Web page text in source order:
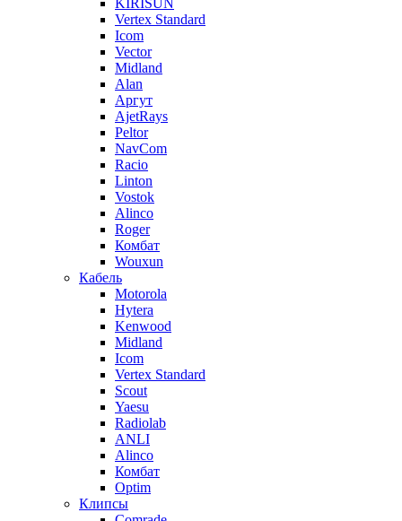
KIRISUN
Vertex Standard
Icom
Vector
Midland
Alan
Аргут
AjetRays
Peltor
NavCom
Racio
Linton
Vostok
Alinco
Roger
Комбат
Wouxun
Кабель
Motorola
Hytera
Kenwood
Midland
Icom
Vertex Standard
Scout
Yaesu
Radiolab
ANLI
Alinco
Комбат
Optim
Клипсы